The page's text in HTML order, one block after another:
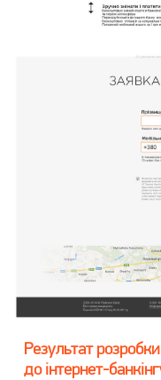
Результат
до інтернет-